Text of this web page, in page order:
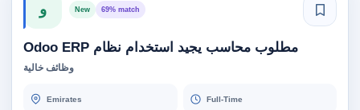
و New 69% match
مطلوب محاسب يجيد استخدام نظام Odoo ERP
وظائف خالية
Emirates Full-Time